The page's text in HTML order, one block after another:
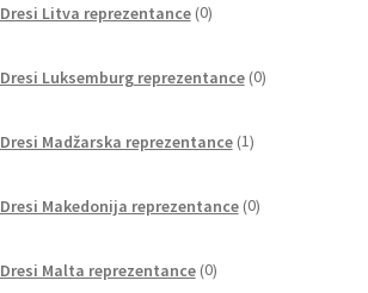
Dresi Litva reprezentance 0izdelkov
Dresi Luksemburg reprezentance 0izdelkov
Dresi Madžarska reprezentance 1izdelek
Dresi Makedonija reprezentance 0izdelkov
Dresi Malta reprezentance 0izdelkov